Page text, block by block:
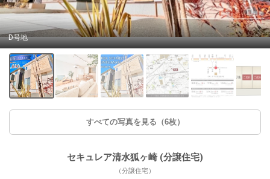
D号地
すべての写真を見る（6枚）
セキュレア清水狐ヶ崎 (分譲住宅)
（分譲住宅）